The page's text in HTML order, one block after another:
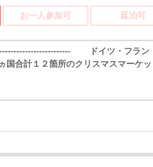
お一人参加可 延泊可
ドイツ・フラン
国合計１２箇所のクリスマスマーケッ